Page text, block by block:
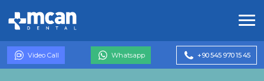
Video Call Whatsapp +90 545 970 15 45